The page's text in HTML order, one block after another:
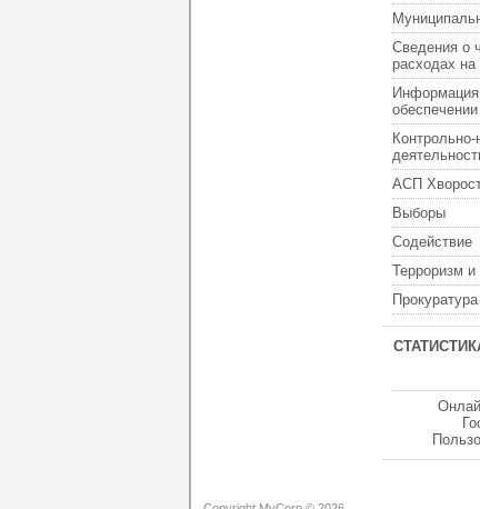
Сведения о
расходах на
обеспечении
АСП
Выборы
Содействие
Терроризм и